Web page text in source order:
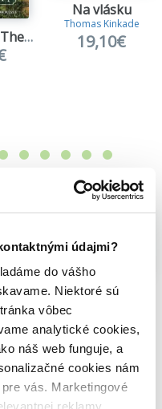
údajmi?
do vášho
Niektoré sú
vôbec
analytické cookies,
náš web funguje, a
cookies nám
vás. Marketingové
reklamy.
Ken Follett: The Kingsbridge 1000-piece jigsaw puzzle
Na vlásku
Thomas Kinkade
19,10€
Na sklade
Na vlásku
Thomas Kinkade
19,10€